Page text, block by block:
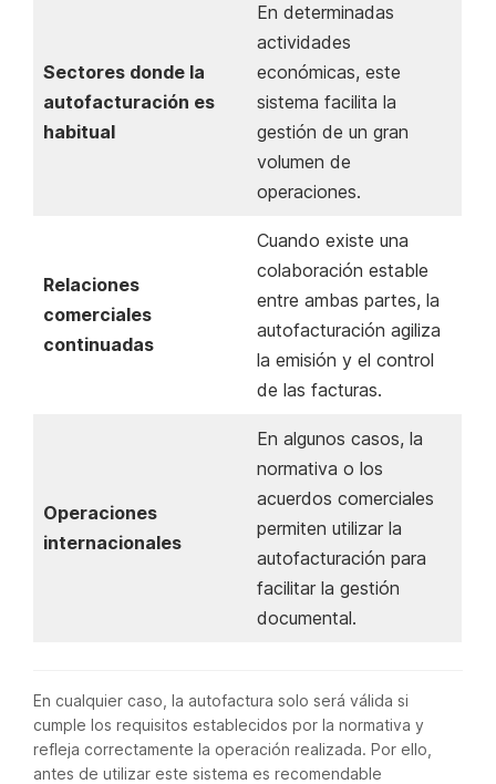
Sectores donde la
autofacturación es
habitual
En determinadas
actividades
económicas, este
sistema facilita la
gestión de un gran
volumen de
operaciones.
Relaciones
comerciales
continuadas
Cuando existe una
colaboración estable
entre ambas partes, la
autofacturación agiliza
la emisión y el control
de las facturas.
Operaciones
internacionales
En algunos casos, la
normativa o los
acuerdos comerciales
permiten utilizar la
autofacturación para
facilitar la gestión
documental.
En cualquier caso, la autofactura solo será válida si
cumple los requisitos establecidos por la normativa y
refleja correctamente la operación realizada. Por ello,
antes de utilizar este sistema es recomendable